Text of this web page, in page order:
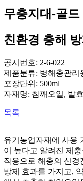
무충지대-골드
친환경 충해 방
공시번호: 2-6-022
제품분류: 병해충관리
포장단위: 500ml
자재명: 참깨오일, 발
목록
유기농업자재에 사용
이 높다고 알려진 제
작용으로 해충의 신
방제 효과를 가지고,